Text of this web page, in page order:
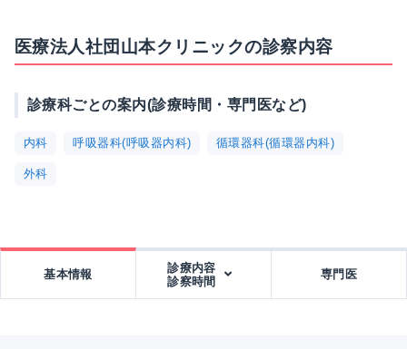
医療法人社団山本クリニックの診察内容
診療科ごとの案内(診療時間・専門医など)
内科 呼吸器科(呼吸器内科) 循環器科(循環器内科)
外科
基本情報
診療内容
診察時間
専門医